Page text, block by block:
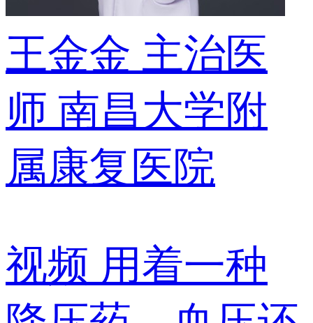
王金金 主治医
师 南昌大学附
属康复医院
视频 用着一种